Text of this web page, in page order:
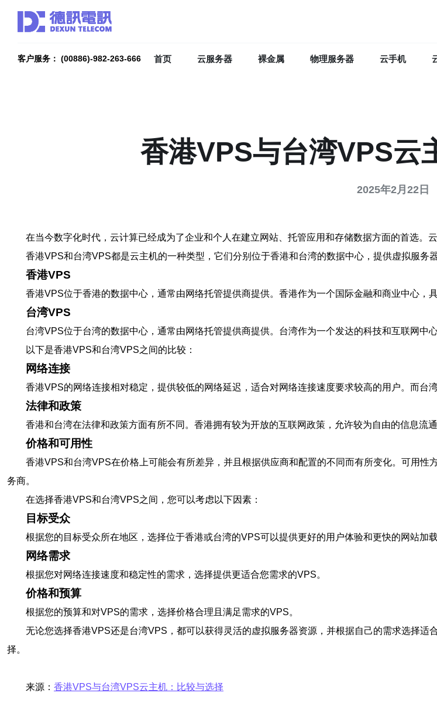
客户服务： (00886)-982-263-666 首页 云服务器 裸金属 物理服务器 云手机
香港VPS与台湾VPS云
2025年2月22日
在当今数字化时代，云计算已经成为了企业和个人在建立网站、托管应用和存储数据方面的首选。
香港VPS和台湾VPS都是云主机的一种类型，它们分别位于香港和台湾的数据中心，提供虚拟服务器
香港VPS
香港VPS位于香港的数据中心，通常由网络托管提供商提供。香港作为一个国际金融和商业中心，
台湾VPS
台湾VPS位于台湾的数据中心，通常由网络托管提供商提供。台湾作为一个发达的科技和互联网中
以下是香港VPS和台湾VPS之间的比较：
网络连接
香港VPS的网络连接相对稳定，提供较低的网络延迟，适合对网络连接速度要求较高的用户。而台
法律和政策
香港和台湾在法律和政策方面有所不同。香港拥有较为开放的互联网政策，允许较为自由的信息流
价格和可用性
香港VPS和台湾VPS在价格上可能会有所差异，并且根据供应商和配置的不同而有所变化。可用
务商。
在选择香港VPS和台湾VPS之间，您可以考虑以下因素：
目标受众
根据您的目标受众所在地区，选择位于香港或台湾的VPS可以提供更好的用户体验和更快的网站加载
网络需求
根据您对网络连接速度和稳定性的需求，选择提供更适合您需求的VPS。
价格和预算
根据您的预算和对VPS的需求，选择价格合理且满足需求的VPS。
无论您选择香港VPS还是台湾VPS，都可以获得灵活的虚拟服务器资源，并根据自己的需求选择
择。
来源： 香港VPS与台湾VPS云主机：比较与选择